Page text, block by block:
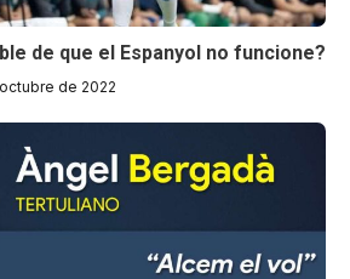
de que el Espanyol no funcione?
de 2022